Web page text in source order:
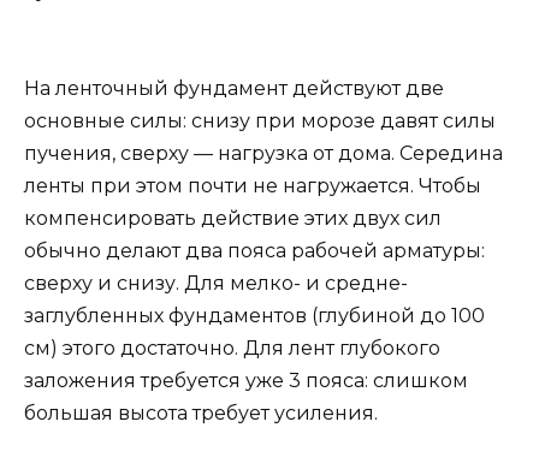
На ленточный фундамент действуют две
основные силы: снизу при морозе давят силы
пучения, сверху — нагрузка от дома. Середина
ленты при этом почти не нагружается. Чтобы
компенсировать действие этих двух сил
обычно делают два пояса рабочей арматуры:
сверху и снизу. Для мелко- и средне-
заглубленных фундаментов (глубиной до 100
см) этого достаточно. Для лент глубокого
заложения требуется уже 3 пояса: слишком
большая высота требует усиления.